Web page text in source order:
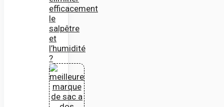
efficacement
le
salpêtre
et
l’humidité
?